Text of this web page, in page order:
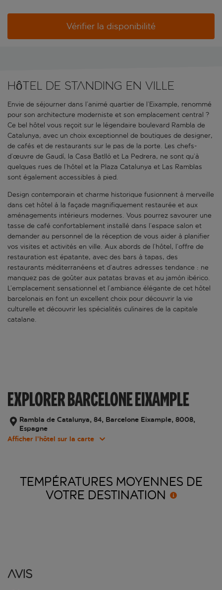
Vérifier la disponibilité
Hôtel de standing en ville
Envie de séjourner dans l’animé quartier de l’Eixample, renommé
pour son architecture moderniste et son emplacement central ?
Ce bel hôtel vous reçoit sur le légendaire boulevard Rambla de
Catalunya, avec un choix exceptionnel de boutiques de designer,
de cafés et de restaurants sur le pas de la porte. Les chefs-
d’œuvre de Gaudí, la Casa Batlló et La Pedrera, ne sont qu’à
quelques rues de l’hôtel et la Plaza Catalunya et Las Ramblas
sont également accessibles à pied.
Design contemporain et charme historique fusionnent à merveille
dans cet hôtel à la façade magnifiquement restaurée et aux
aménagements intérieurs modernes. Vous pourrez savourer une
tasse de café confortablement installé dans l’espace salon et
demander au personnel de la réception de vous aider à planifier
vos visites et activités en ville. Aux abords de l’hôtel, l’offre de
restauration est épatante, avec des bars à tapas, des
restaurants méditerranéens et d’autres adresses tendance : ne
manquez pas de goûter aux patatas bravas et au jamón ibérico.
L’emplacement sensationnel et l’ambiance élégante de cet hôtel
barcelonais en font un excellent choix pour découvrir la vie
culturelle et découvrir les spécialités culinaires de la capitale
catalane.
EXPLORER BARCELONE EIXAMPLE
Rambla de Catalunya, 84, Barcelone Eixample, 8008,
Espagne
Afficher l’hôtel sur la carte
TEMPÉRATURES MOYENNES DE
VOTRE DESTINATION
Avis